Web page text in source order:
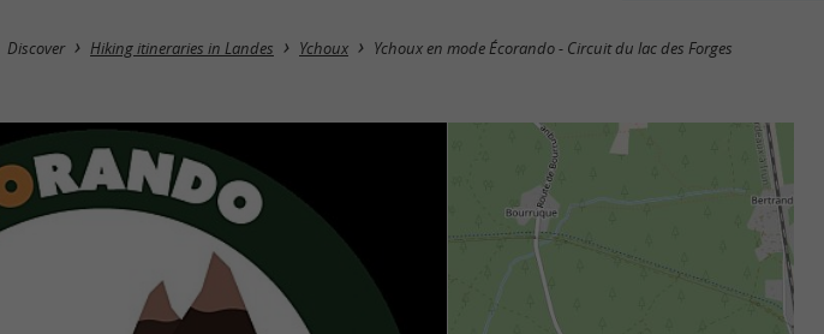
Discover Hiking itineraries in Landes Ychoux Ychoux en mode Écorando - Circuit du lac des Forges